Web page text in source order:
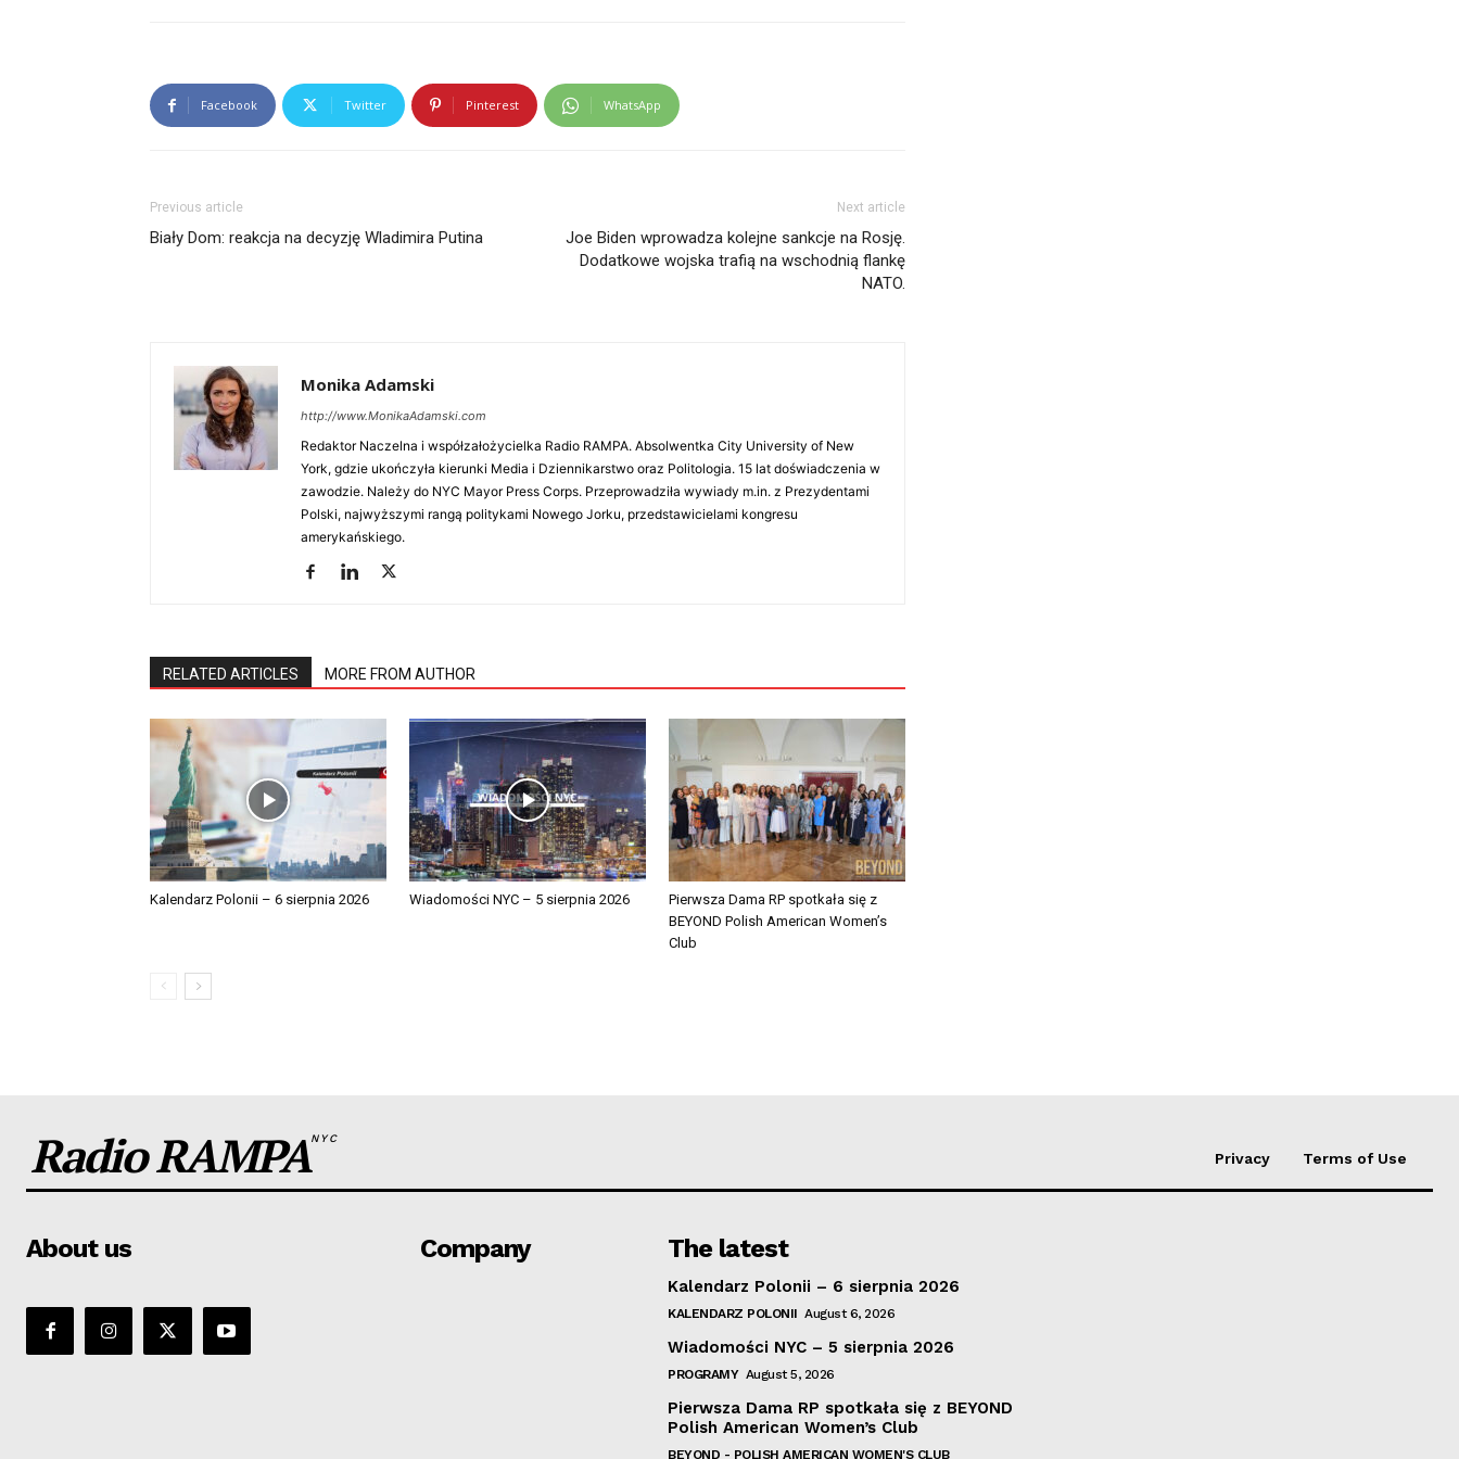
Facebook Twitter Pinterest WhatsApp
Previous article
Biały Dom: reakcja na decyzję Wladimira Putina
Next article
Joe Biden wprowadza kolejne sankcje na Rosję.
Dodatkowe wojska trafią na wschodnią flankę
NATO.
Monika Adamski
http://www.MonikaAdamski.com
Redaktor Naczelna i współzałożycielka Radio RAMPA. Absolwentka City University of New
York, gdzie ukończyła kierunki Media i Dziennikarstwo oraz Politologia. 15 lat doświadczenia w
zawodzie. Należy do NYC Mayor Press Corps. Przeprowadziła wywiady m.in. z Prezydentami
Polski, najwyższymi rangą politykami Nowego Jorku, przedstawicielami kongresu
amerykańskiego.
RELATED ARTICLES MORE FROM AUTHOR
Kalendarz Polonii – 6 sierpnia 2026 Wiadomości NYC – 5 sierpnia 2026
Pierwsza Dama RP spotkała się z
BEYOND Polish American Women’s
Club
Radio RAMPANYC
Privacy Terms of Use
About us Company The latest
Kalendarz Polonii – 6 sierpnia 2026
KALENDARZ POLONII August 6, 2026
Wiadomości NYC – 5 sierpnia 2026
PROGRAMY August 5, 2026
Pierwsza Dama RP spotkała się z BEYOND
Polish American Women’s Club
BEYOND - POLISH AMERICAN WOMEN'S CLUB